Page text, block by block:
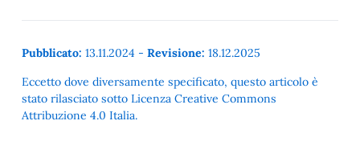
Pubblicato: 13.11.2024 - Revisione: 18.12.2025
Eccetto dove diversamente specificato, questo articolo è
stato rilasciato sotto Licenza Creative Commons
Attribuzione 4.0 Italia.